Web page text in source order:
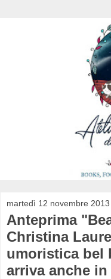
martedì 12 novembre 2013
Anteprima
Christina
umoristica bel
arriva anche in